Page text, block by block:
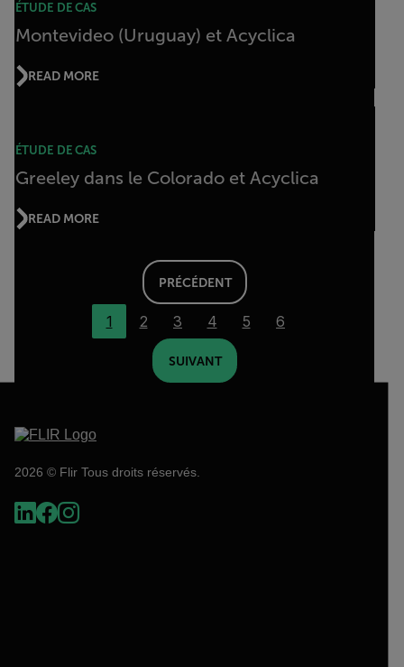
ÉTUDE DE CAS
Montevideo (Uruguay) et Acyclica
READ MORE
ÉTUDE DE CAS
Greeley dans le Colorado et Acyclica
READ MORE
PRÉCÉDENT
1 2 3 4 5 6
SUIVANT
2026 © Flir Tous droits réservés.